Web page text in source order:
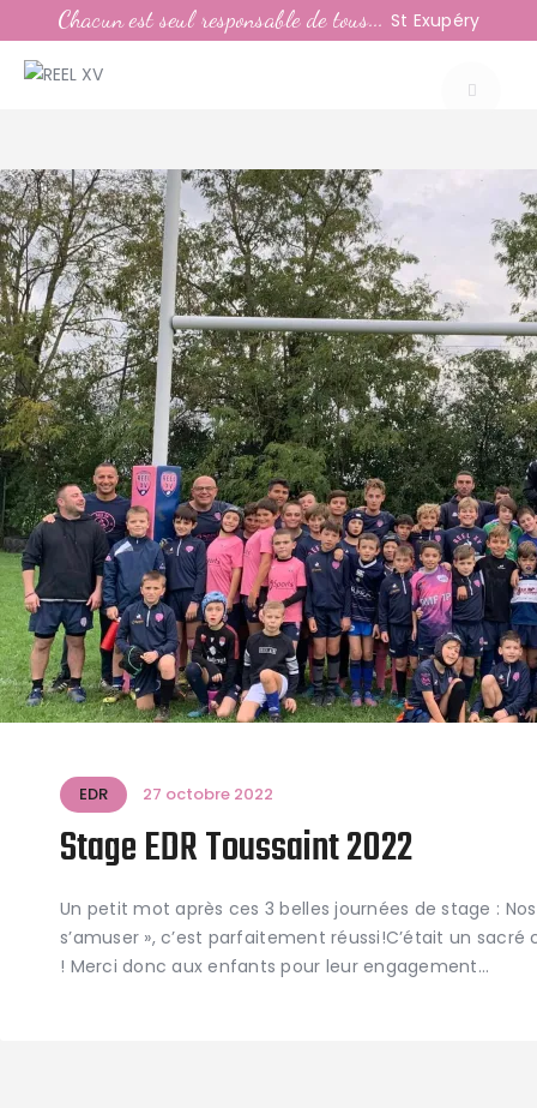
Chacun est seul responsable de tous... St Exupéry
LE CLUB
LA VIE DU CLUB
MEDIAS
CONTACT
EDR 27 octobre 2022
Stage EDR Toussaint 2022
Un petit mot après ces 3 belles journées de stage :
s’amuser », c’est parfaitement réussi!C’était un
! Merci donc aux enfants pour leur engagement…